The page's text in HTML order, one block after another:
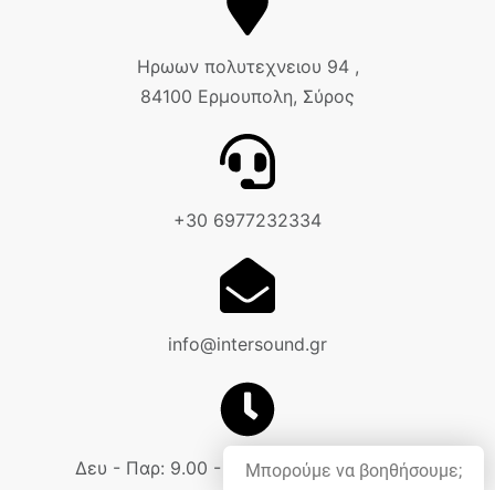
Ηρωων πολυτεχνειου 94 ,
84100 Ερμουπολη, Σύρος
+30 6977232334
info@intersound.gr
Δευ - Παρ: 9.00 - 18.00 Σαβ: 9.00 - 14.00
Μπορούμε να βοηθήσουμε;